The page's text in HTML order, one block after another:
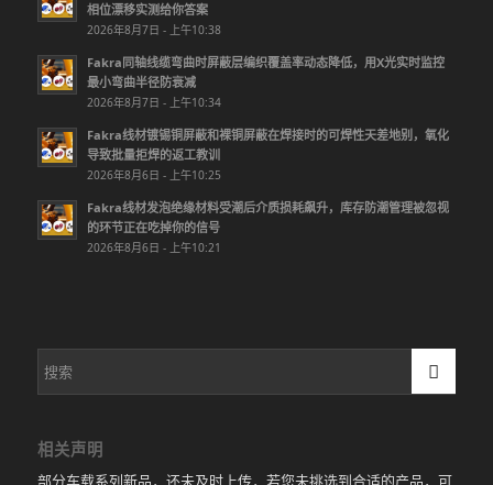
相位漂移实测给你答案
2026年8月7日 - 上午10:38
Fakra同轴线缆弯曲时屏蔽层编织覆盖率动态降低，用X光实时监控
最小弯曲半径防衰减
2026年8月7日 - 上午10:34
Fakra线材镀锡铜屏蔽和裸铜屏蔽在焊接时的可焊性天差地别，氧化
导致批量拒焊的返工教训
2026年8月6日 - 上午10:25
Fakra线材发泡绝缘材料受潮后介质损耗飙升，库存防潮管理被忽视
的环节正在吃掉你的信号
2026年8月6日 - 上午10:21
相关声明
部分车载系列新品，还未及时上传，若您未挑选到合适的产品，可